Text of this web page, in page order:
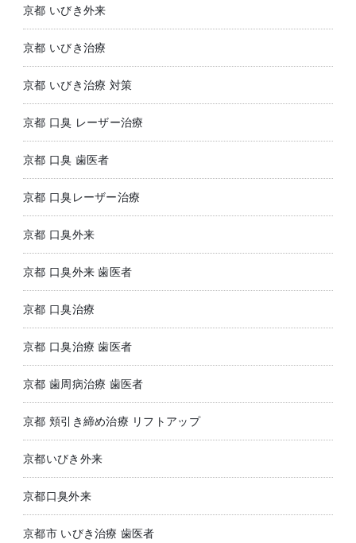
京都 いびき外来
京都 いびき治療
京都 いびき治療 対策
京都 口臭 レーザー治療
京都 口臭 歯医者
京都 口臭レーザー治療
京都 口臭外来
京都 口臭外来 歯医者
京都 口臭治療
京都 口臭治療 歯医者
京都 歯周病治療 歯医者
京都 頬引き締め治療 リフトアップ
京都いびき外来
京都口臭外来
京都市 いびき治療 歯医者